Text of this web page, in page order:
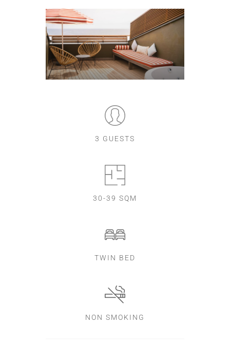
3 GUESTS
30-39 SQM
TWIN BED
NON SMOKING